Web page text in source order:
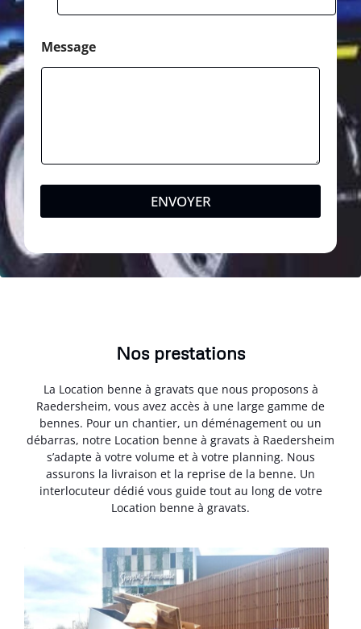
Message
ENVOYER
Nos prestations
La Location benne à gravats que nous proposons à
Raedersheim, vous avez accès à une large gamme de
bennes. Pour un chantier, un déménagement ou un
débarras, notre Location benne à gravats à Raedersheim
s’adapte à votre volume et à votre planning. Nous
assurons la livraison et la reprise de la benne. Un
interlocuteur dédié vous guide tout au long de votre
Location benne à gravats.